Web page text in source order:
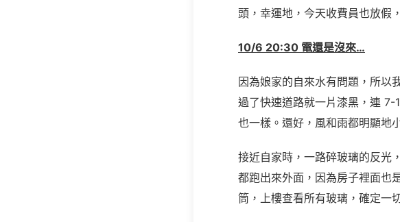
頭，幸運地，今天收費員也放假
10/6 20:30 電還是沒來…
因為娘家的自來水有問題，所以
過了快速道路就一片漆黑，連 7-
也一樣。還好，風和雨都明顯地
接近自家時，一路碎玻璃的反光
都跑出來外面，因為房子裡面也
筒，上樓查看所有玻璃，確定一